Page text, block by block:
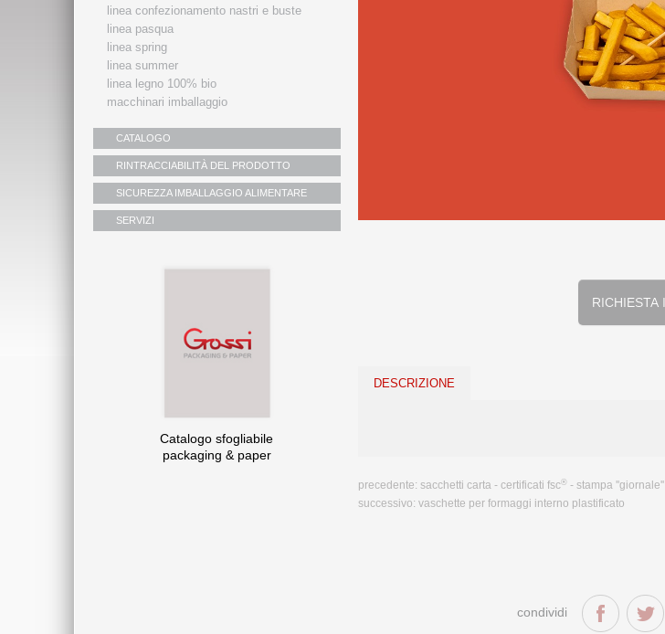
linea confezionamento nastri e buste
linea pasqua
linea spring
linea summer
linea legno 100% bio
macchinari imballaggio
CATALOGO
RINTRACCIABILITÀ DEL PRODOTTO
SICUREZZA IMBALLAGGIO ALIMENTARE
SERVIZI
Catalogo sfogliabile
packaging & paper
DESCRIZIONE
precedente: sacchetti carta - certificati fsc®- stampa ''giornale''
successivo: vaschette per formaggi interno plastificato
condividi